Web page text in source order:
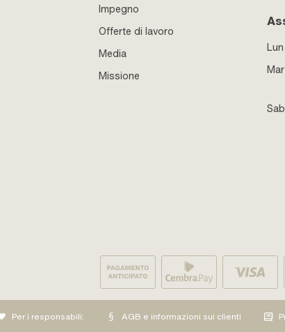
Impegno
Offerte di lavoro
Media
Missione
Lun
Per i responsabili: AGB e informazioni sui clienti